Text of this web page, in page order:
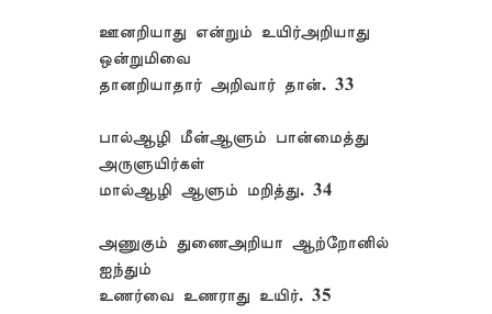
ஊனறியாது என்றும் உயிர்அறியாது
ஒன்றுமிவை
தானறியாதார் அறிவார் தான். 33
பால்ஆழி மீன்ஆளும் பான்மைத்து
அருளுயிர்கள்
மால்ஆழி ஆளும் மறித்து. 34
அணுகும் துணைஅறியா ஆற்றோனில்
ஐந்தும்
உணர்வை உணராது உயிர். 35